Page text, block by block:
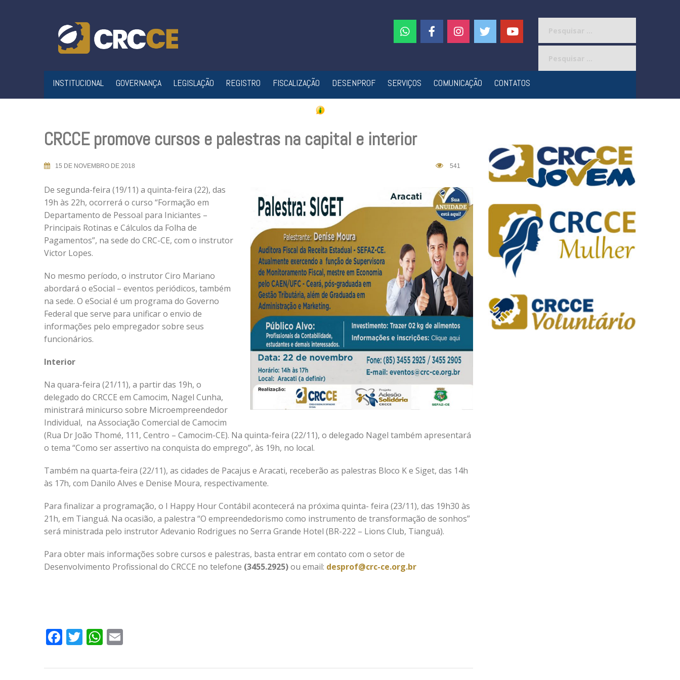
INSTITUCIONAL GOVERNANÇA LEGISLAÇÃO REGISTRO FISCALIZAÇÃO DESENPROF SERVIÇOS COMUNICAÇÃO CONTATOS
CRCCE promove cursos e palestras na capital e interior
15 DE NOVEMBRO DE 2018 541
De segunda-feira (19/11) a quinta-feira (22), das
19h às 22h, ocorrerá o curso “Formação em
Departamento de Pessoal para Iniciantes –
Principais Rotinas e Cálculos da Folha de
Pagamentos”, na sede do CRC-CE, com o instrutor
Victor Lopes.
No mesmo período, o instrutor Ciro Mariano
abordará o eSocial – eventos periódicos, também
na sede. O eSocial é um programa do Governo
Federal que serve para unificar o envio de
informações pelo empregador sobre seus
funcionários.
Interior
Na quara-feira (21/11), a partir das 19h, o
delegado do CRCCE em Camocim, Nagel Cunha,
ministrará minicurso sobre Microempreendedor
Individual, na Associação Comercial de Camocim
(Rua Dr João Thomé, 111, Centro – Camocim-CE). Na quinta-feira (22/11), o delegado Nagel também apresentará
o tema “Como ser assertivo na conquista do emprego”, às 19h, no local.
Também na quarta-feira (22/11), as cidades de Pacajus e Aracati, receberão as palestras Bloco K e Siget, das 14h
às 17h, com Danilo Alves e Denise Moura, respectivamente.
Para finalizar a programação, o I Happy Hour Contábil acontecerá na próxima quinta- feira (23/11), das 19h30 às
21h, em Tianguá. Na ocasião, a palestra “O empreendedorismo como instrumento de transformação de sonhos”
será ministrada pelo instrutor Adevanio Rodrigues no Serra Grande Hotel (BR-222 – Lions Club, Tianguá).
Para obter mais informações sobre cursos e palestras, basta entrar em contato com o setor de
Desenvolvimento Profissional do CRCCE no telefone (3455.2925)ou email: desprof@crc-ce.org.br
Facebook
TwitterWhatsApp